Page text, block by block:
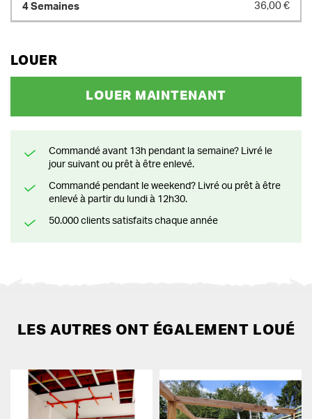
36,00 €
LOUER
LOUER MAINTENANT
Commandé avant 13h pendant la semaine? Livré le
jour suivant ou prêt à être enlevé.
Commandé pendant le weekend? Livré ou prêt à être
enlevé à partir du lundi à 12h30.
50.000 clients satisfaits chaque année
LES AUTRES ONT ÉGALEMENT LOUÉ